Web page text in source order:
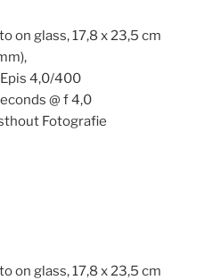
on glass, 17,8 x 23,5 cm
4,0/400
@ f 4,0
Fotografie
on glass, 17,8 x 23,5 cm